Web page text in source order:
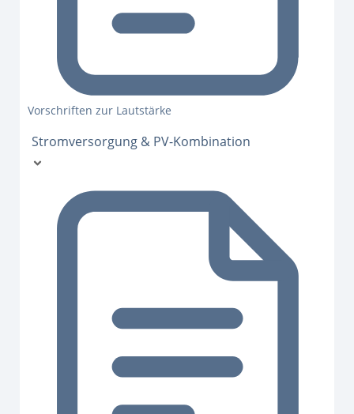
Vorschriften zur Lautstärke
Stromversorgung & PV-Kombination